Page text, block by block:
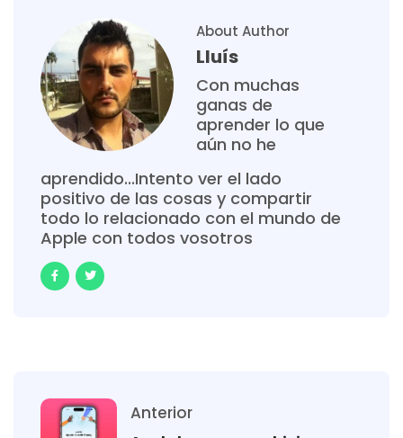
About Author
Lluís
Con muchas
ganas de
aprender lo que
aún no he
aprendido...Intento ver el lado
positivo de las cosas y compartir
todo lo relacionado con el mundo de
Apple con todos vosotros
Anterior